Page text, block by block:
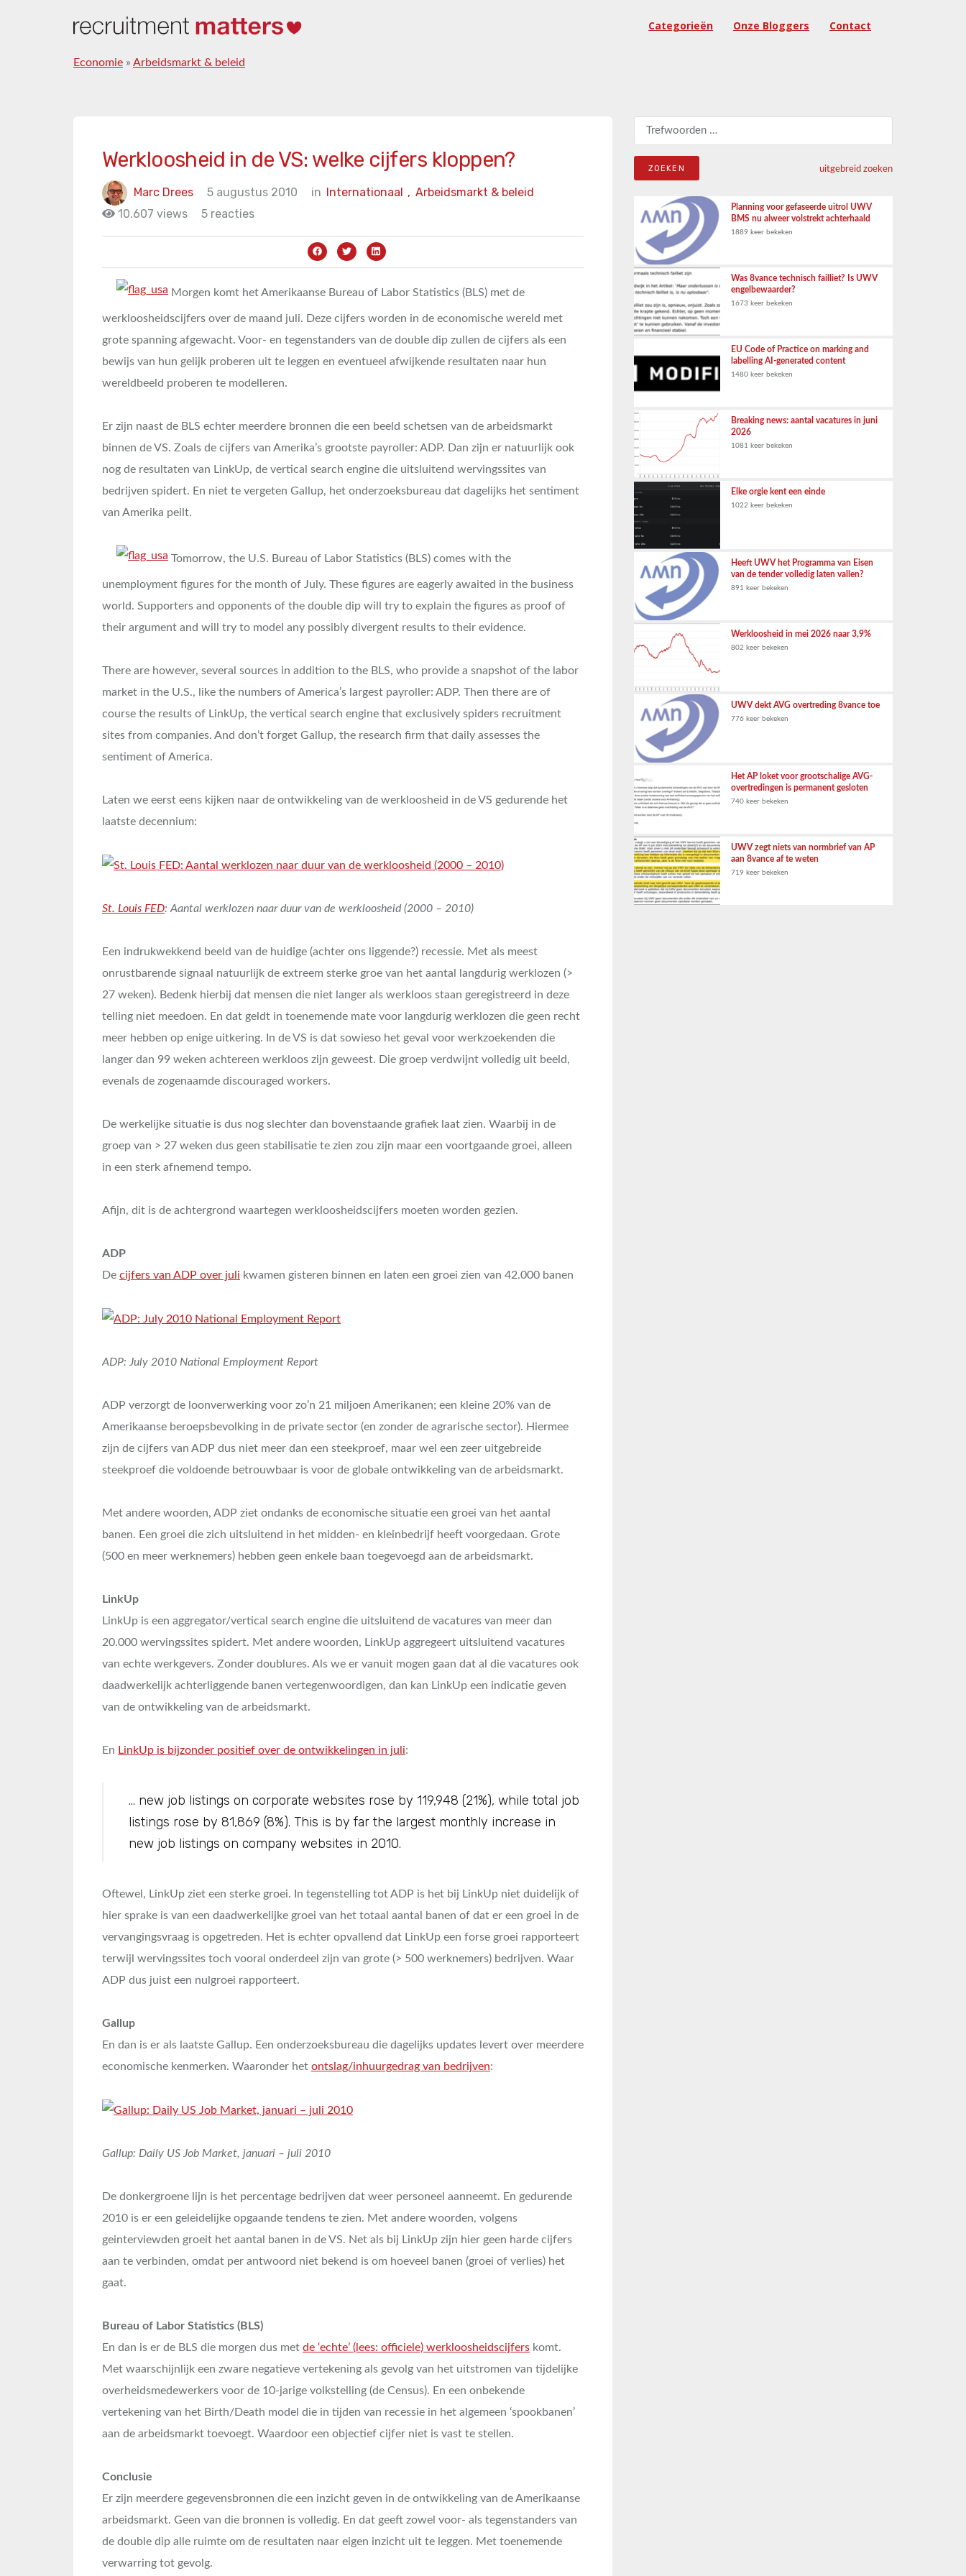
Categorieën Onze Bloggers Contact
Economie » Arbeidsmarkt & beleid
Werkloosheid in de VS: welke cijfers kloppen?
Marc Drees 5 augustus 2010 in Arbeidsmarkt & beleid
Internationaal ,
10.607 views
5 reacties
Morgen komt het Amerikaanse Bureau of Labor Statistics (BLS) met de
werkloosheidscijfers over de maand juli. Deze cijfers worden in de economische wereld met
grote spanning afgewacht. Voor- en tegenstanders van de double dip zullen de cijfers als een
bewijs van hun gelijk proberen uit te leggen en eventueel afwijkende resultaten naar hun
wereldbeeld proberen te modelleren.
Er zijn naast de BLS echter meerdere bronnen die een beeld schetsen van de arbeidsmarkt
binnen de VS. Zoals de cijfers van Amerika’s grootste payroller: ADP. Dan zijn er natuurlijk ook
nog de resultaten van LinkUp, de vertical search engine die uitsluitend wervingssites van
bedrijven spidert. En niet te vergeten Gallup, het onderzoeksbureau dat dagelijks het sentiment
van Amerika peilt.
Tomorrow, the U.S. Bureau of Labor Statistics (BLS) comes with the
unemployment figures for the month of July. These figures are eagerly awaited in the business
world. Supporters and opponents of the double dip will try to explain the figures as proof of
their argument and will try to model any possibly divergent results to their evidence.
There are however, several sources in addition to the BLS, who provide a snapshot of the labor
market in the U.S., like the numbers of America’s largest payroller: ADP. Then there are of
course the results of LinkUp, the vertical search engine that exclusively spiders recruitment
sites from companies. And don’t forget Gallup, the research firm that daily assesses the
sentiment of America.
Laten we eerst eens kijken naar de ontwikkeling van de werkloosheid in de VS gedurende het
laatste decennium:
St. Louis FED: Aantal werklozen naar duur van de werkloosheid (2000 – 2010)
Een indrukwekkend beeld van de huidige (achter ons liggende?) recessie. Met als meest
onrustbarende signaal natuurlijk de extreem sterke groe van het aantal langdurig werklozen (>
27 weken). Bedenk hierbij dat mensen die niet langer als werkloos staan geregistreerd in deze
telling niet meedoen. En dat geldt in toenemende mate voor langdurig werklozen die geen recht
meer hebben op enige uitkering. In de VS is dat sowieso het geval voor werkzoekenden die
langer dan 99 weken achtereen werkloos zijn geweest. Die groep verdwijnt volledig uit beeld,
evenals de zogenaamde discouraged workers.
De werkelijke situatie is dus nog slechter dan bovenstaande grafiek laat zien. Waarbij in de
groep van > 27 weken dus geen stabilisatie te zien zou zijn maar een voortgaande groei, alleen
in een sterk afnemend tempo.
Afijn, dit is de achtergrond waartegen werkloosheidscijfers moeten worden gezien.
ADP
De cijfers van ADP over juli kwamen gisteren binnen en laten een groei zien van 42.000 banen
ADP: July 2010 National Employment Report
ADP verzorgt de loonverwerking voor zo’n 21 miljoen Amerikanen; een kleine 20% van de
Amerikaanse beroepsbevolking in de private sector (en zonder de agrarische sector). Hiermee
zijn de cijfers van ADP dus niet meer dan een steekproef, maar wel een zeer uitgebreide
steekproef die voldoende betrouwbaar is voor de globale ontwikkeling van de arbeidsmarkt.
Met andere woorden, ADP ziet ondanks de economische situatie een groei van het aantal
banen. Een groei die zich uitsluitend in het midden- en kleinbedrijf heeft voorgedaan. Grote
(500 en meer werknemers) hebben geen enkele baan toegevoegd aan de arbeidsmarkt.
LinkUp
LinkUp is een aggregator/vertical search engine die uitsluitend de vacatures van meer dan
20.000 wervingssites spidert. Met andere woorden, LinkUp aggregeert uitsluitend vacatures
van echte werkgevers. Zonder doublures. Als we er vanuit mogen gaan dat al die vacatures ook
daadwerkelijk achterliggende banen vertegenwoordigen, dan kan LinkUp een indicatie geven
van de ontwikkeling van de arbeidsmarkt.
En LinkUp is bijzonder positief over de ontwikkelingen in juli:
… new job listings on corporate websites rose by 119,948 (21%), while total job
listings rose by 81,869 (8%). This is by far the largest monthly increase in
new job listings on company websites in 2010.
Oftewel, LinkUp ziet een sterke groei. In tegenstelling tot ADP is het bij LinkUp niet duidelijk of
hier sprake is van een daadwerkelijke groei van het totaal aantal banen of dat er een groei in de
vervangingsvraag is opgetreden. Het is echter opvallend dat LinkUp een forse groei rapporteert
terwijl wervingssites toch vooral onderdeel zijn van grote (> 500 werknemers) bedrijven. Waar
ADP dus juist een nulgroei rapporteert.
Gallup
En dan is er als laatste Gallup. Een onderzoeksbureau die dagelijks updates levert over meerdere
economische kenmerken. Waaronder het ontslag/inhuurgedrag van bedrijven:
Gallup: Daily US Job Market, januari – juli 2010
De donkergroene lijn is het percentage bedrijven dat weer personeel aanneemt. En gedurende
2010 is er een geleidelijke opgaande tendens te zien. Met andere woorden, volgens
geinterviewden groeit het aantal banen in de VS. Net als bij LinkUp zijn hier geen harde cijfers
aan te verbinden, omdat per antwoord niet bekend is om hoeveel banen (groei of verlies) het
gaat.
Bureau of Labor Statistics (BLS)
En dan is er de BLS die morgen dus met de ‘echte’ (lees: officiele) werkloosheidscijfers komt.
Met waarschijnlijk een zware negatieve vertekening als gevolg van het uitstromen van tijdelijke
overheidsmedewerkers voor de 10-jarige volkstelling (de Census). En een onbekende
vertekening van het Birth/Death model die in tijden van recessie in het algemeen ‘spookbanen’
aan de arbeidsmarkt toevoegt. Waardoor een objectief cijfer niet is vast te stellen.
Conclusie
Er zijn meerdere gegevensbronnen die een inzicht geven in de ontwikkeling van de Amerikaanse
arbeidsmarkt. Geen van die bronnen is volledig. En dat geeft zowel voor- als tegenstanders van
de double dip alle ruimte om de resultaten naar eigen inzicht uit te leggen. Met toenemende
verwarring tot gevolg.
Zoeken naar:
uitgebreid zoeken
Planning voor gefaseerde uitrol UWV
BMS nu alweer volstrekt achterhaald
1889 keer bekeken
Was 8vance technisch failliet? Is UWV
engelbewaarder?
1673 keer bekeken
EU Code of Practice on marking and
labelling AI-generated content
1480 keer bekeken
Breaking news: aantal vacatures in juni
2026
1081 keer bekeken
Elke orgie kent een einde
1022 keer bekeken
Heeft UWV het Programma van Eisen
van de tender volledig laten vallen?
891 keer bekeken
Werkloosheid in mei 2026 naar 3,9%
802 keer bekeken
UWV dekt AVG overtreding 8vance toe
776 keer bekeken
Het AP loket voor grootschalige AVG-
overtredingen is permanent gesloten
740 keer bekeken
UWV zegt niets van normbrief van AP
aan 8vance af te weten
719 keer bekeken